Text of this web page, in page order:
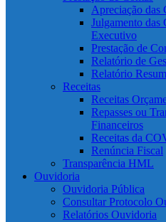
Apreciação das
Julgamento das
Executivo
Prestação de
Relatório de
Relatório
Receitas
Receitas
Repasses ou
Financeiros
Receitas da
Renúncia Fiscal
Transparência HML
Ouvidoria
Ouvidoria Pública
Consultar Protocolo
Relatórios Ouvidoria